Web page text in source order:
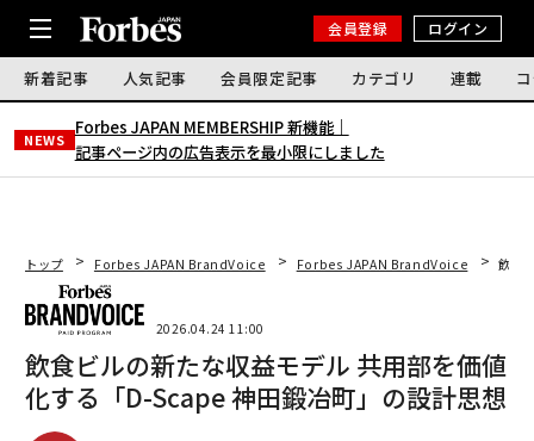
会員登録 ログイン
新着記事 人気記事 会員限定記事 カテゴリ 連載
NEWS
Forbes JAPAN MEMBERSHIP 新機能｜
記事ページ内の広告表示を最小限にしました
トップ Forbes JAPAN BrandVoice Forbes JAPAN BrandVoice 飲食
2026.04.24 11:00
飲食ビルの新たな収益モデル 共用部を価値
化する「D-Scape 神田鍛冶町」の設計思想